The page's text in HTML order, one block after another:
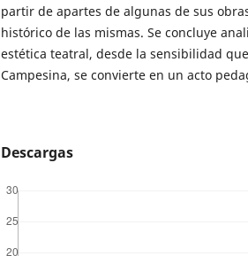
partir de apartes de algunas de sus
histórico de las mismas. Se concluye
estética teatral, desde la sensibilidad
Campesina, se convierte en un acto
Descargas